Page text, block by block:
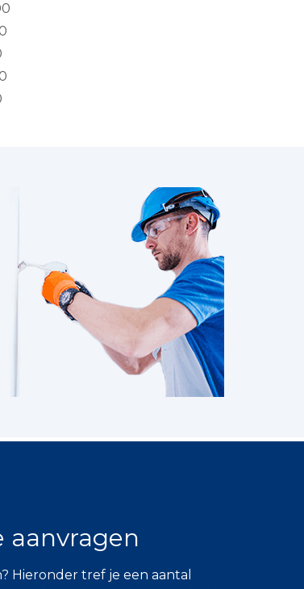
Hieronder tref je een aantal